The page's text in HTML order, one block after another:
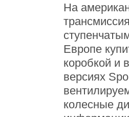
На
Европе
коробкой и
версиях
колесные